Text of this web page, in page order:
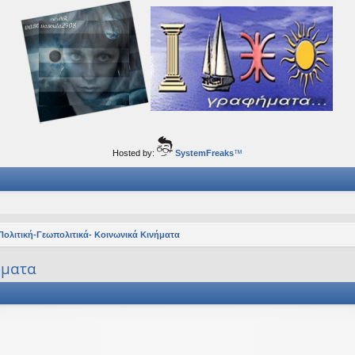
ταξίδια του νού...
Hosted by: SystemFreaks™
Γεωπολιτικά- Κοινωνικά Κινήματα